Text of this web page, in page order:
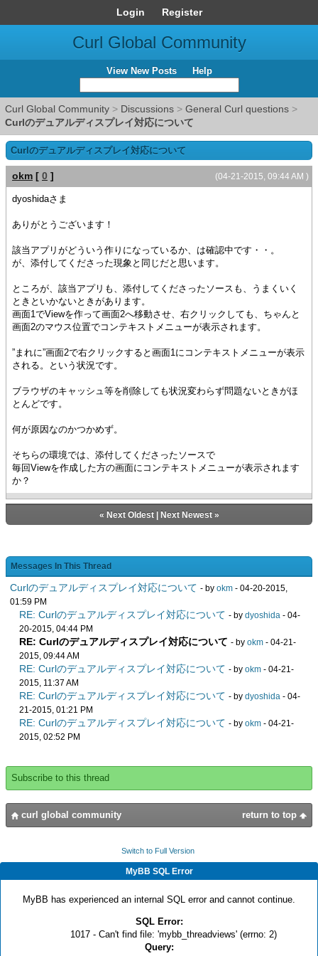
Login Register
Curl Global Community
View New Posts Help
Curl Global Community > Discussions > General Curl questions >
Curlのデュアルディスプレイ対応について
Curlのデュアルディスプレイ対応について
(04-21-2015, 09:44 AM )
okm [ 0 ]
dyoshidaさま
ありがとうございます！
該当アプリがどういう作りになっているか、は確認中です・・。
が、添付してくださった現象と同じだと思います。
ところが、該当アプリも、添付してくださったソースも、うまくいく
ときといかないときがあります。
画面1でViewを作って画面2へ移動させ、右クリックしても、ちゃんと
画面2のマウス位置でコンテキストメニューが表示されます。
”まれに”画面2で右クリックすると画面1にコンテキストメニューが表示
される。という状況です。
ブラウザのキャッシュ等を削除しても状況変わらず問題ないときがほ
とんどです。
何が原因なのかつかめず。
そちらの環境では、添付してくださったソースで
毎回Viewを作成した方の画面にコンテキストメニューが表示されます
か？
« Next Oldest| Next Newest»
Messages In This Thread
Curlのデュアルディスプレイ対応について - by okm - 04-20-2015,
01:59 PM
RE: Curlのデュアルディスプレイ対応について - by dyoshida - 04-
20-2015, 04:44 PM
RE: Curlのデュアルディスプレイ対応について - by okm - 04-21-
2015, 09:44 AM
RE: Curlのデュアルディスプレイ対応について - by okm - 04-21-
2015, 11:37 AM
RE: Curlのデュアルディスプレイ対応について - by dyoshida - 04-
21-2015, 01:21 PM
RE: Curlのデュアルディスプレイ対応について - by okm - 04-21-
2015, 02:52 PM
Subscribe to this thread
return to top
curl global community
Switch to Full Version
MyBB SQL Error
MyBB has experienced an internal SQL error and cannot continue.
SQL Error:
1017 - Can't find file: 'mybb_threadviews' (errno: 2)
Query: